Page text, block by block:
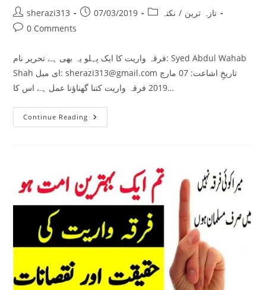
Post
author:
sherazi313
Post07/03/2019
Post
تازہ ترین / نکتہ
Post0 Comments
فرقہ واریت کا ایک پہلو یہ بھی ہے تحریر نام: Syed Abdul Wahab
Shah ای میل: sherazi313@gmail.com تاریخِ اشاعت: 07 مارچ
2019 فرقہ واریت کتنا گھناؤنا عمل ہے اس کا…
Continue Reading فرقہ
واریت
ہے